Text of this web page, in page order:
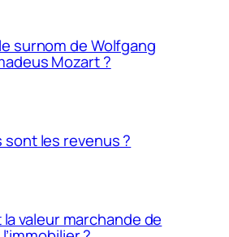
surnom de Wolfgang
Mozart ?
sont les revenus ?
valeur marchande de